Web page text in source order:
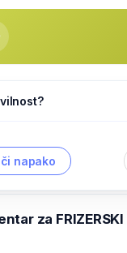
napako
za FRIZERSKI